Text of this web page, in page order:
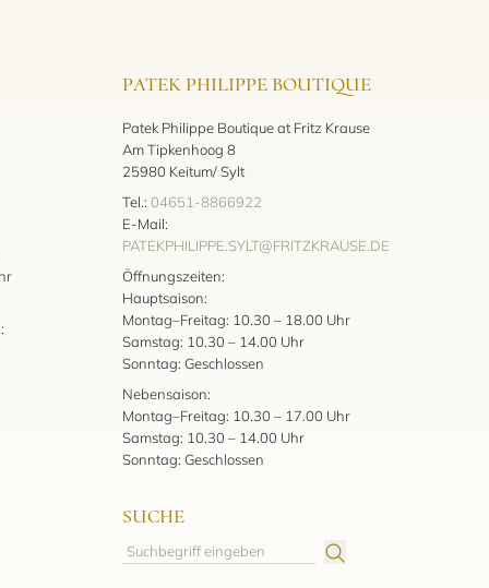
PATEK PHILIPPE BOUTIQUE
Patek Philippe Boutique at Fritz Krause
Am Tipkenhoog 8
25980 Keitum/ Sylt
Tel.: 04651-8866922
E-Mail:
PATEKPHILIPPE.SYLT@FRITZKRAUSE.DE
Öffnungszeiten:
Hauptsaison:
Montag–Freitag: 10.30 – 18.00 Uhr
Samstag: 10.30 – 14.00 Uhr
Sonntag: Geschlossen
Nebensaison:
Montag–Freitag: 10.30 – 17.00 Uhr
Samstag: 10.30 – 14.00 Uhr
Sonntag: Geschlossen
SUCHE